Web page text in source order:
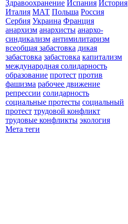
Здравоохранение Испания История
Италия МАТ Польша Россия
Сербия Украина Франция
анархизм анархисты анархо-
синдикализм антимилитаризм
всеобщая забастовка дикая
забастовка забастовка капитализм
международная солидарность
образование протест против
фашизма рабочее движение
репрессии солидарность
социальные протесты социальный
протест трудовой конфликт
трудовые конфликты экология
Мета теги